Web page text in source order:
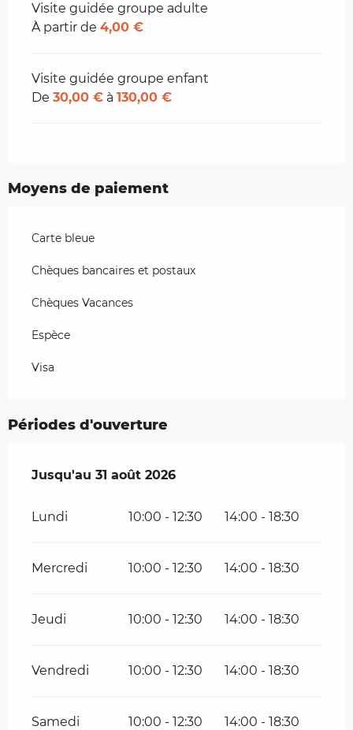
Visite guidée groupe adulte
À partir de 4,00 €
Visite guidée groupe enfant
De 30,00 € à 130,00 €
Moyens de paiement
Carte bleue
Chèques bancaires et postaux
Chèques Vacances
Espèce
Visa
Périodes d'ouverture
Du2 mai 2026au31 août 2026
Jusqu'au 31 août 2026
Lundi 10:00 - 12:30 14:00 - 18:30
Mercredi 10:00 - 12:30 14:00 - 18:30
Jeudi 10:00 - 12:30 14:00 - 18:30
Vendredi 10:00 - 12:30 14:00 - 18:30
Samedi 10:00 - 12:30 14:00 - 18:30